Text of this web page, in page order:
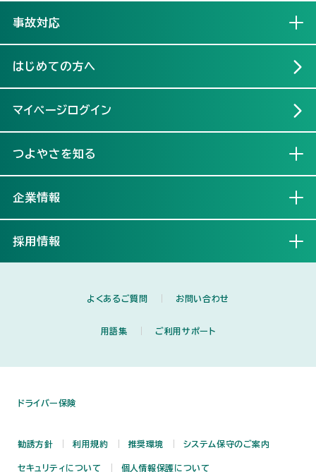
事故対応
はじめての方へ
マイページログイン
つよやさを知る
企業情報
採用情報
よくあるご質問 お問い合わせ
用語集 ご利用サポート
ドライバー保険
勧誘方針 利用規約 推奨環境 システム保守のご案内
セキュリティについて 個人情報保護について